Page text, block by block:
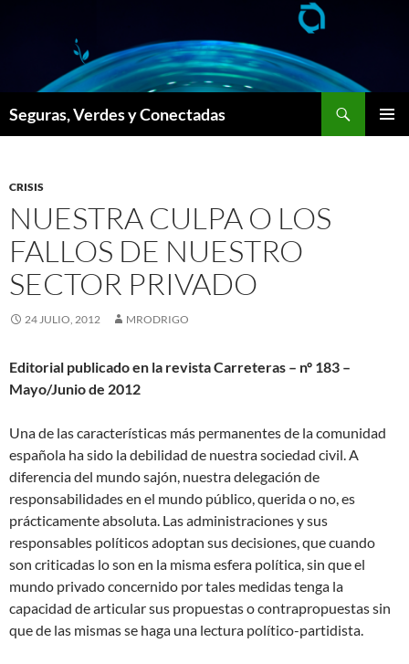
Seguras, Verdes y Conectadas
CRISIS
NUESTRA CULPA O LOS
FALLOS DE NUESTRO
SECTOR PRIVADO
24 JULIO, 2012 MRODRIGO
Editorial publicado en la revista Carreteras – nº 183 –
Mayo/Junio de 2012
Una de las características más permanentes de la comunidad
española ha sido la debilidad de nuestra sociedad civil. A
diferencia del mundo sajón, nuestra delegación de
responsabilidades en el mundo público, querida o no, es
prácticamente absoluta. Las administraciones y sus
responsables políticos adoptan sus decisiones, que cuando
son criticadas lo son en la misma esfera política, sin que el
mundo privado concernido por tales medidas tenga la
capacidad de articular sus propuestas o contrapropuestas sin
que de las mismas se haga una lectura político-partidista.